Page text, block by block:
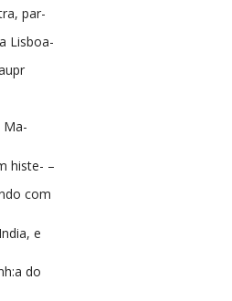
par-
Lisboa-
Ma-
histe- –
com
e
do